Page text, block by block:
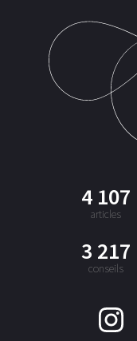
4 107
articles
3 217
conseils